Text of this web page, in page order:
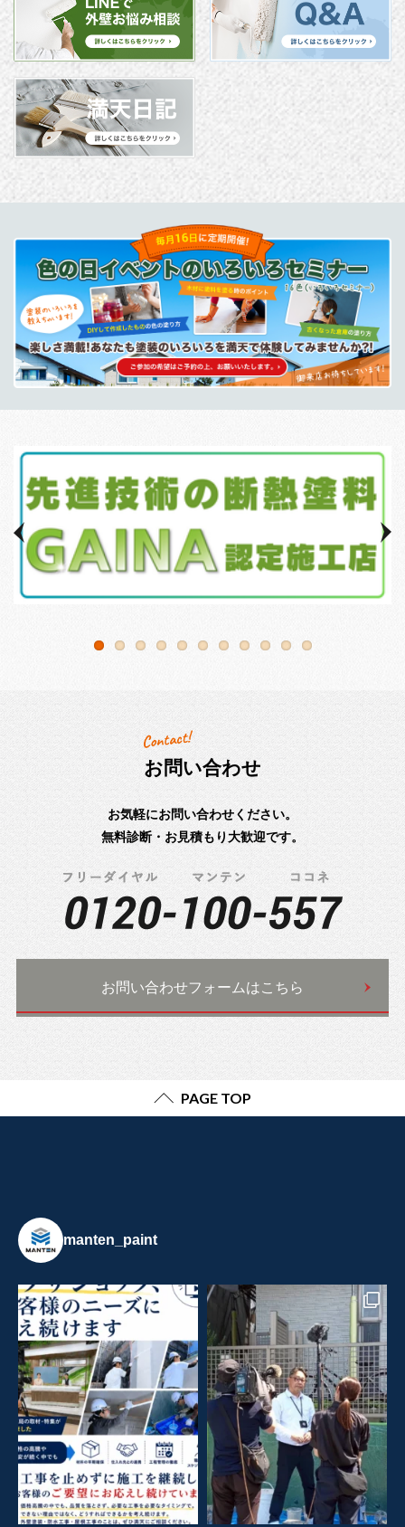
お問い合わせ
お気軽にお問い合わせください。
無料診断・お見積もり大歓迎です。
お問い合わせフォームはこちら
PAGE TOP
manten_paint